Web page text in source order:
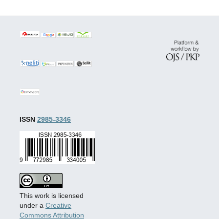
ISSN 2985-3346
This work is licensed
under a Creative
Commons Attribution